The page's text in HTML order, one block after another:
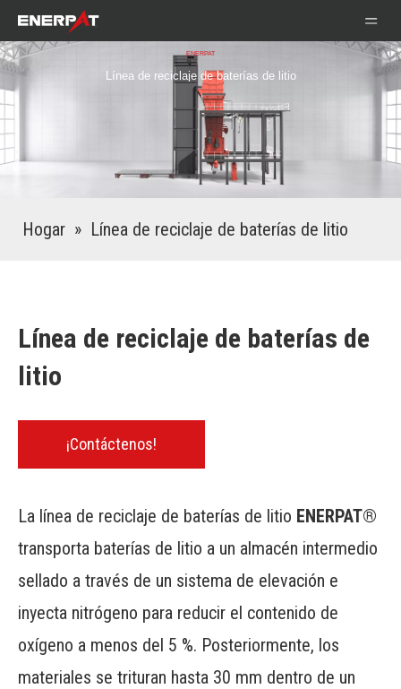
ENERPAT
Línea de reciclaje de baterías de litio
Hogar » Línea de reciclaje de baterías de litio
Línea de reciclaje de baterías de
litio
¡Contáctenos!
La línea de reciclaje de baterías de litio ENERPAT®
transporta baterías de litio a un almacén intermedio
sellado a través de un sistema de elevación e
inyecta nitrógeno para reducir el contenido de
oxígeno a menos del 5 %. Posteriormente, los
materiales se trituran hasta 30 mm dentro de un